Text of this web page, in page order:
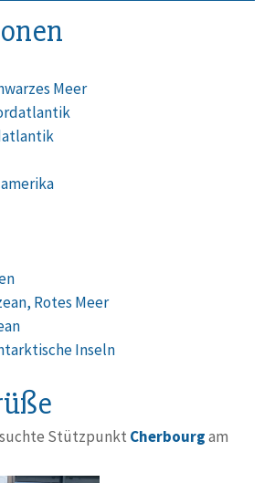
Meer
Rotes Meer
Inseln
Stützpunkt Cherbourgam